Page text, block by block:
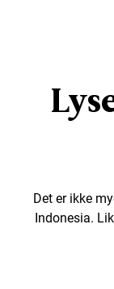
Det er ikke
Indonesia.